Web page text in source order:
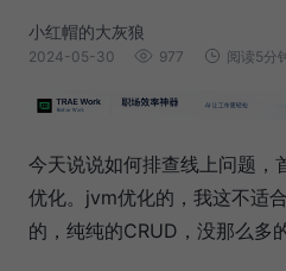
小红帽的大灰狼
2024-05-30 977 阅读5分
今天说说如何排查线上问题，
优化。jvm优化的，我这不适
的，纯纯的CRUD，没那么多